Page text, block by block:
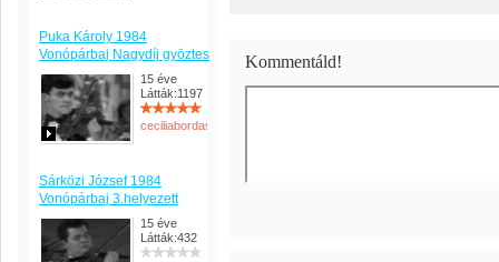
Puka Károly 1984
Vonópárbaj Nagydíj gyöztes
15 éve
Látták:1197
ceciliabordas
Sárközi József 1984
Vonópárbaj 3.helyezett
15 éve
Látták:432
Kommentáld!